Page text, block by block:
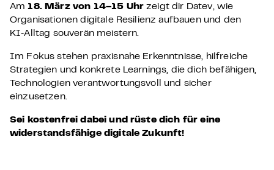
Am18. März von 14–15 Uhr zeigt dir Datev, wie
Organisationen digitale Resilienz aufbauen und den
KI‑Alltag souverän meistern.
Im Fokus stehen praxisnahe Erkenntnisse, hilfreiche
Strategien und konkrete Learnings, die dich befähigen,
Technologien verantwortungsvoll und sicher
einzusetzen.
Sei kostenfrei dabei und rüste dich für eine
widerstandsfähige digitale Zukunft!